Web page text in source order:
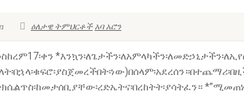
ዕለታዊ ትምህርቶችአባ አሮን